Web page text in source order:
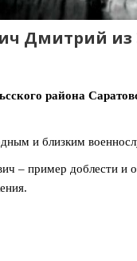
Дмитрий из
района
и близким
– пример доблести и